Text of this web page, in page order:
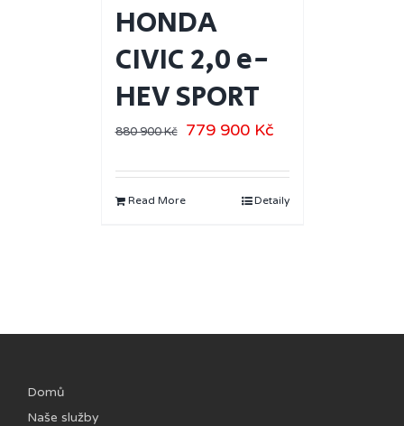
HONDA
CIVIC 2,0 e-
HEV SPORT
880 900Kč 779 900 Kč
Read More Detaily
Domů
Naše služby